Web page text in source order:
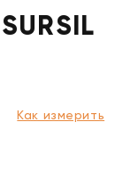
Как измерить